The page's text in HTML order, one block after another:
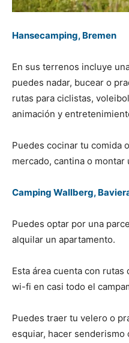
Hansecamping, Bremen
En sus terrenos incluye
puedes nadar, bucear o
rutas para ciclistas,
animación y
Puedes cocinar tu comida
mercado, cantina o montar
Camping Wallberg,
Puedes optar por una
alquilar un apartamento.
Esta área cuenta con
wi-fi en casi todo el
Puedes traer tu velero o
esquiar, hacer